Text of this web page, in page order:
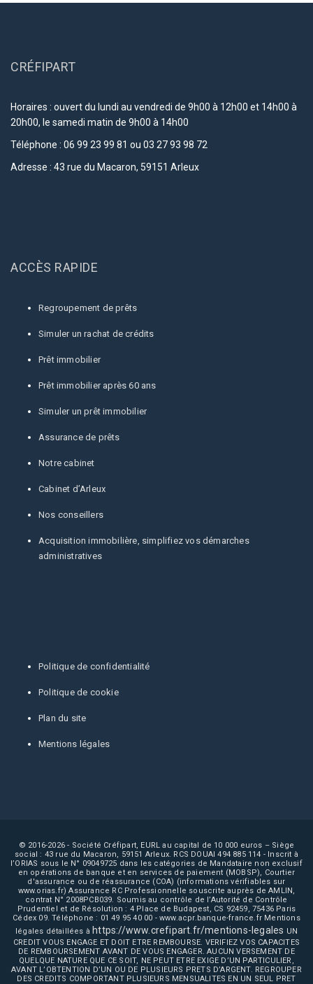
CRÉFIPART
Horaires : ouvert du lundi au vendredi de 9h00 à 12h00 et 14h00 à
20h00, le samedi matin de 9h00 à 14h00
Téléphone : 06 99 23 99 81 ou 03 27 93 98 72
Adresse : 43 rue du Macaron, 59151 Arleux
ACCÈS RAPIDE
Regroupement de prêts
Simuler un rachat de crédits
Prêt immobilier
Prêt immobilier après 60 ans
Simuler un prêt immobilier
Assurance de prêts
Notre cabinet
Cabinet d’Arleux
Nos conseillers
Acquisition immobilière, simplifiez vos démarches
administratives
Politique de confidentialité
Politique de cookie
Plan du site
Mentions légales
© 2016-2026 - Société Créfipart, EURL au capital de 10 000 euros – Siège
social : 43 rue du Macaron, 59151 Arleux. RCS DOUAI 494 885 114 - Inscrit à
l’ORIAS sous le N° 09049725 dans les catégories de Mandataire non exclusif
en opérations de banque et en services de paiement (MOBSP), Courtier
d'assurance ou de réassurance (COA) (informations vérifiables sur
www.orias.fr) Assurance RC Professionnelle souscrite auprès de AMLIN,
contrat N° 2008PCB039. Soumis au contrôle de l’Autorité de Contrôle
Prudentiel et de Résolution : 4 Place de Budapest, CS 92459, 75436 Paris
Cédex 09. Téléphone : 01 49 95 40 00 - www.acpr.banque-france.fr Mentions
légales détaillées à https://www.crefipart.fr/mentions-legales UN
CREDIT VOUS ENGAGE ET DOIT ETRE REMBOURSE. VERIFIEZ VOS CAPACITES
DE REMBOURSEMENT AVANT DE VOUS ENGAGER. AUCUN VERSEMENT DE
QUELQUE NATURE QUE CE SOIT, NE PEUT ETRE EXIGE D’UN PARTICULIER,
AVANT L’OBTENTION D’UN OU DE PLUSIEURS PRETS D’ARGENT. REGROUPER
DES CREDITS COMPORTANT PLUSIEURS MENSUALITES EN UN SEUL PRET